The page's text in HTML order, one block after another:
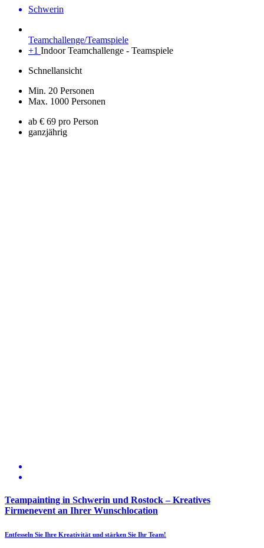
Schwerin
Teamchallenge/Teamspiele
+1 Indoor Teamchallenge - Teamspiele
Schnellansicht
Min. 20 Personen
Max. 1000 Personen
ab € 69 pro Person
ganzjährig
Teampainting in Schwerin und Rostock – Kreatives
Firmenevent an Ihrer Wunschlocation
Entfesseln Sie Ihre Kreativität und stärken Sie Ihr Team!